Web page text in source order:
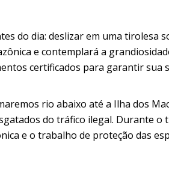
do dia: deslizar em uma tirolesa
e contemplará a
certificados para garantir sua
rio abaixo até a Ilha dos
do tráfico ilegal. Durante o
e o trabalho de proteção das